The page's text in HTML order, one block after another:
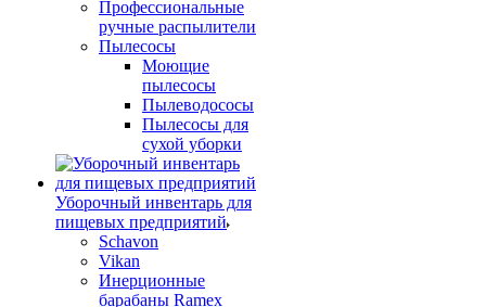
Профессиональные
ручные распылители
Пылесосы
Моющие
пылесосы
Пылеводососы
Пылесосы для
сухой уборки
Уборочный инвентарь для
пищевых предприятий
Schavon
Vikan
Инерционные
барабаны Ramex